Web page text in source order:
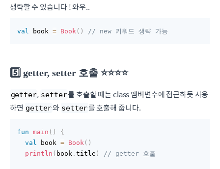
생략할 수 있습니다 ! 와우..
val book = Book( ) // new 키워드 생략 가능
5️⃣ getter, setter 호출 ⭐️⭐️⭐️⭐️
getter, setter를 호출할 때는 class 멤버변수에 접근하듯 사용
하면 getter와 setter를 호출해 줍니다.
fun main ( )
{
val
book = Book ( )
println ( book . title ) // getter 호출